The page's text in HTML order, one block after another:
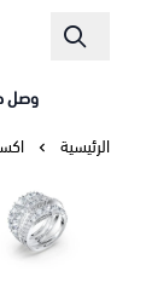
وصل
الرئيسية